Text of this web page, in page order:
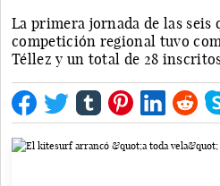
La primera jornada de las seis
competición regional tuvo
Téllez y un total de 28